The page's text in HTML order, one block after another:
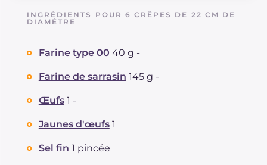
Dont sucres
Graisses
Fibre
Cholestérol
INGRÉDIENTS POUR 6 CRÊPES DE 22 CM DE
DIAMÈTRE
Farine type 00 40 g -
Farine de sarrasin 145 g -
Œufs 1 -
Jaunes d'œufs 1
Sel fin 1 pincée